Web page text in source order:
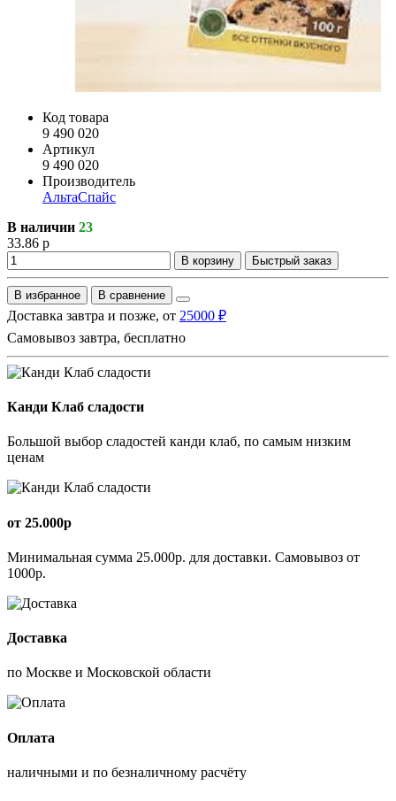
Код товара
9 490 020
Артикул
9 490 020
Производитель
АльтаСпайс
В наличии 23
33.86 р
В корзину Быстрый заказ
В избранное В сравнение
Доставка завтра и позже, от 25000 ₽
Самовывоз завтра, бесплатно
Канди Клаб сладости
Большой выбор сладостей канди клаб, по самым низким
ценам
от 25.000р
Минимальная сумма 25.000р. для доставки. Самовывоз от
1000р.
Доставка
по Москве и Московской области
Оплата
наличными и по безналичному расчёту